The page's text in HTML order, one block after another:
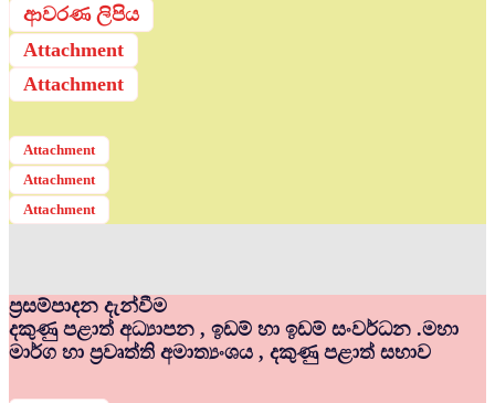
ආවරණ ලිපිය
Attachment
Attachment
Attachment
Attachment
Attachment
ප්‍රසම්පාදන දැන්වීම
දකුණු පළාත් අධ්‍යාපන , ඉඩම් හා ඉඩම් සංවර්ධන .මහා
මාර්ග හා ප්‍රවෘත්ති අමාත්‍යංශය , දකුණු පළාත් සභාව